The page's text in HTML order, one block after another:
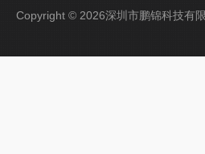
Copyright © 2026深圳市鹏锦科技